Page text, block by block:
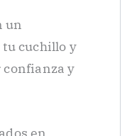
un
cuchillo y
confianza y
en